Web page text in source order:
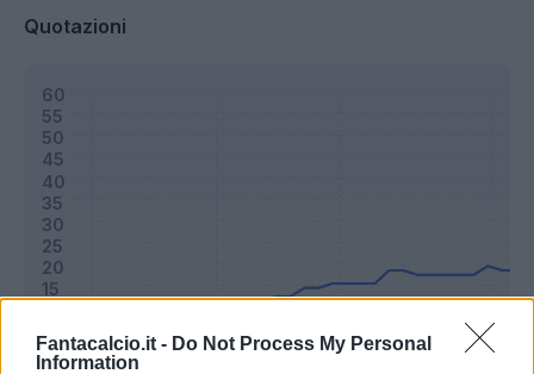
Fantacalcio.it - Do Not Process My Personal
Information
Quotazioni